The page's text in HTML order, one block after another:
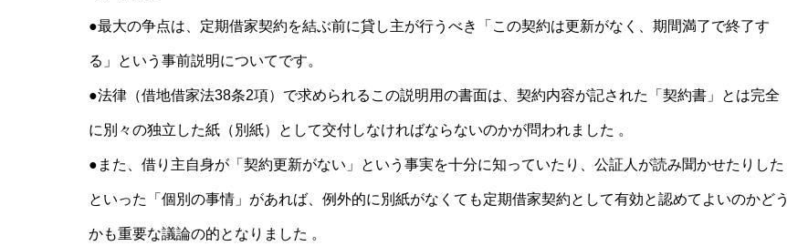
●最大の争点は、定期借家契約を結ぶ前に貸し主が行うべき「この契約は更新がなく、期間満了で終了す
る」という事前説明についてです。
●法律（借地借家法38条2項）で求められるこの説明用の書面は、契約内容が記された「契約書」とは完全
に別々の独立した紙（別紙）として交付しなければならないのかが問われました 。
●また、借り主自身が「契約更新がない」という事実を十分に知っていたり、公証人が読み聞かせたりした
といった「個別の事情」があれば、例外的に別紙がなくても定期借家契約として有効と認めてよいのかどう
かも重要な議論の的となりました 。